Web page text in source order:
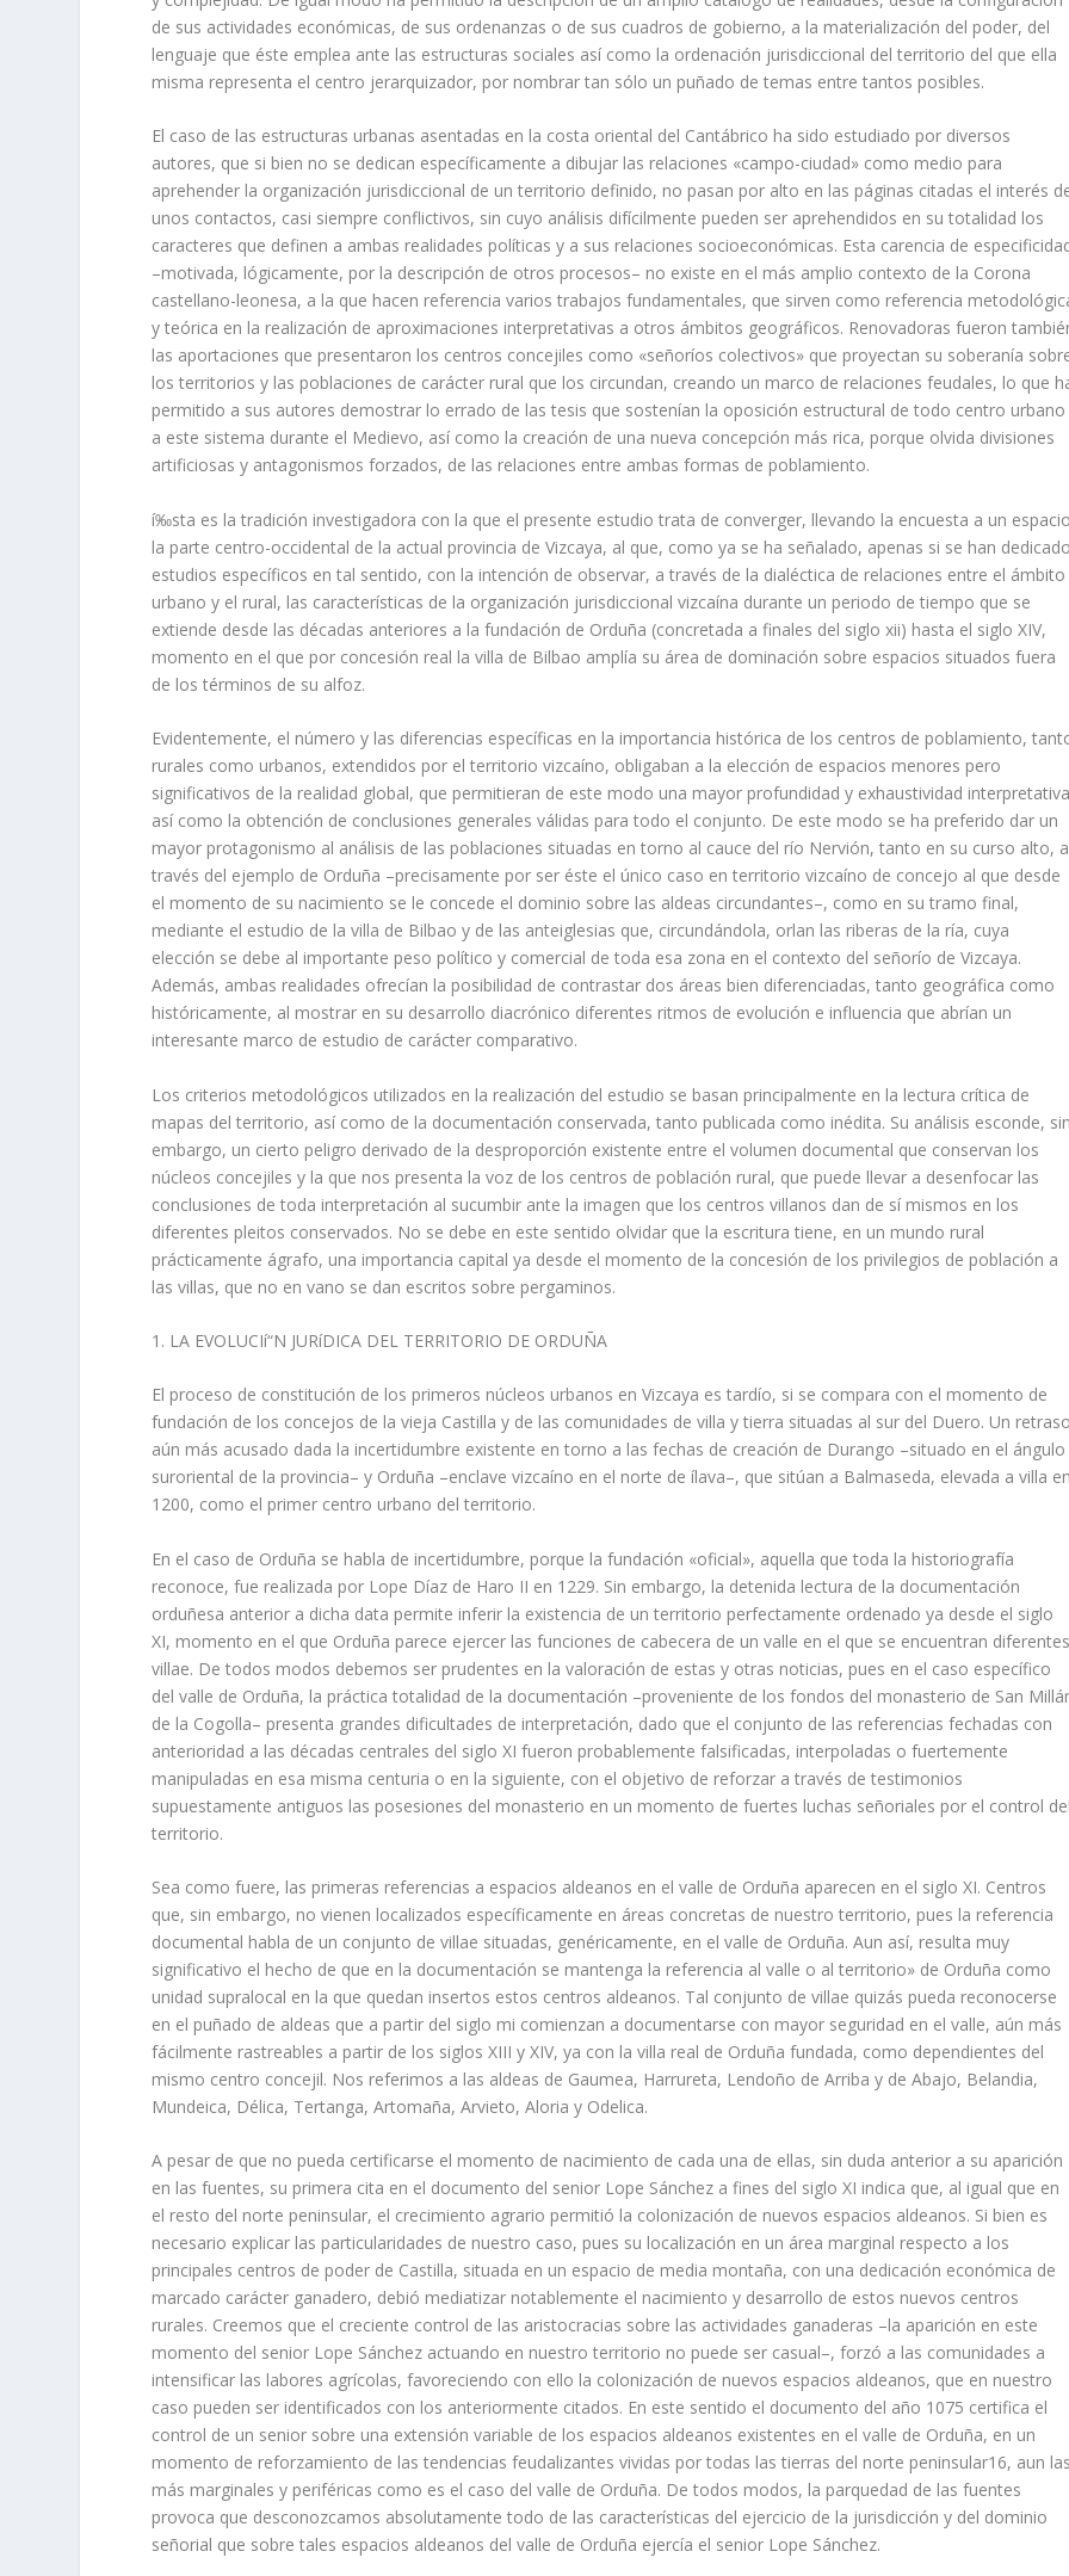
de sus actividades económicas, de sus ordenanzas o de sus cuadros de gobierno, a la materialización del poder, del
lenguaje que éste emplea ante las estructuras sociales así­ como la ordenación jurisdiccional del territorio del que ella
misma representa el centro jerarquizador, por nombrar tan sólo un puñado de temas entre tantos posibles.
El caso de las estructuras urbanas asentadas en la costa oriental del Cantábrico ha sido estudiado por diversos
autores, que si bien no se dedican especí­ficamente a dibujar las relaciones «campo-ciudad» como medio para
aprehender la organización jurisdiccional de un territorio definido, no pasan por alto en las páginas citadas el interés
unos contactos, casi siempre conflictivos, sin cuyo análisis difí­cilmente pueden ser aprehendidos en su totalidad los
caracteres que definen a ambas realida­des polí­ticas y a sus relaciones socioeconómicas. Esta carencia de
–moti­vada, lógicamente, por la descripción de otros procesos– no existe en el más amplio contexto de la Corona
castellano-leonesa, a la que hacen referencia varios trabajos fundamentales, que sirven como referencia
y teórica en la realización de aproximaciones interpretativas a otros ámbitos geográficos. Renovadoras fueron
las aportaciones que presentaron los centros concejiles como «señorí­os colec­tivos» que proyectan su soberaní­a
los territorios y las poblaciones de carácter rural que los circundan, creando un marco de relaciones feudales, lo que
permi­tido a sus autores demostrar lo errado de las tesis que sostení­an la oposición estruc­tural de todo centro urbano
a este sistema durante el Medievo, así­ como la creación de una nueva concepción más rica, porque olvida divisiones
artificiosas y antagonis­mos forzados, de las relaciones entre ambas formas de poblamiento.
í‰sta es la tradición investigadora con la que el presente estudio trata de conver­ger, llevando la encuesta a un
la parte centro-occidental de la actual provin­cia de Vizcaya, al que, como ya se ha señalado, apenas si se han
estudios especí­ficos en tal sentido, con la intención de observar, a través de la dialéctica de relaciones entre el ámbito
urbano y el rural, las caracterí­sticas de la organización jurisdiccional vizcaí­na durante un periodo de tiempo que se
extiende desde las déca­das anteriores a la fundación de Orduña (concretada a finales del siglo xii) hasta el siglo XIV,
momento en el que por concesión real la villa de Bilbao amplí­a su área de dominación sobre espacios situados fuera
de los términos de su alfoz.
Evidentemente, el número y las diferencias especí­ficas en la importancia histórica de los centros de poblamiento,
rurales como urbanos, extendidos por el territo­rio vizcaí­no, obligaban a la elección de espacios menores pero
significativos de la rea­lidad global, que permitieran de este modo una mayor profundidad y exhaustividad
así­ como la obtención de conclusiones generales válidas para todo el conjunto. De este modo se ha preferido dar un
mayor protagonismo al análisis de las poblaciones situadas en torno al cauce del rí­o Nervión, tanto en su curso alto, a
través del ejemplo de Orduña –precisamente por ser éste el único caso en territorio vizcaí­no de concejo al que desde
el momento de su nacimiento se le concede el dominio sobre las aldeas circundantes–, como en su tramo final,
mediante el estudio de la villa de Bilbao y de las anteiglesias que, circundándola, orlan las riberas de la rí­a, cuya
elección se debe al importante peso polí­tico y comercial de toda esa zona en el con­texto del señorí­o de Vizcaya.
Además, ambas realidades ofrecí­an la posibilidad de contrastar dos áreas bien diferenciadas, tanto geográfica como
históricamente, al mostrar en su desarrollo diacrónico diferentes ritmos de evolución e influencia que abrí­an un
interesante marco de estudio de carácter comparativo.
Los criterios metodológicos utilizados en la realización del estudio se basan prin­cipalmente en la lectura crí­tica de
mapas del territorio, así­ como de la documenta­ción conservada, tanto publicada como inédita. Su análisis esconde,
embargo, un cierto peligro derivado de la desproporción existente entre el volumen documental que conservan los
núcleos concejiles y la que nos presenta la voz de los centros de población rural, que puede llevar a desenfocar las
conclusiones de toda interpreta­ción al sucumbir ante la imagen que los centros villanos dan de sí­ mismos en los
diferentes pleitos conservados. No se debe en este sentido olvidar que la escritura tiene, en un mundo rural
prácticamente ágrafo, una importancia capital ya desde el momento de la concesión de los privilegios de población a
las villas, que no en vano se dan escritos sobre pergaminos.
1. LA EVOLUCIí“N JURíDICA DEL TERRITORIO DE ORDUÑA
El proceso de constitución de los primeros núcleos urbanos en Vizcaya es tar­dí­o, si se compara con el momento de
fundación de los concejos de la vieja Castilla y de las comunidades de villa y tierra situadas al sur del Duero. Un
aún más acusado dada la incertidumbre existente en torno a las fechas de creación de Duran­go –situado en el ángulo
suroriental de la provincia– y Orduña –enclave vizcaí­no en el norte de ílava–, que sitúan a Balmaseda, elevada a villa
1200, como el primer centro urbano del territorio.
En el caso de Orduña se habla de incertidumbre, porque la fundación «oficial», aquella que toda la historiografí­a
reconoce, fue realizada por Lope Dí­az de Haro II en 1229. Sin embargo, la detenida lectura de la documentación
orduñesa anterior a dicha data permite inferir la existencia de un territorio perfectamente ordenado ya desde el siglo
XI, momento en el que Orduña parece ejercer las funciones de cabece­ra de un valle en el que se encuentran
villae. De todos modos debemos ser prudentes en la valoración de estas y otras noticias, pues en el caso especí­fico
del valle de Orduña, la práctica totalidad de la documentación –proveniente de los fon­dos del monasterio de San
de la Cogolla– presenta grandes dificultades de interpretación, dado que el conjunto de las referencias fechadas con
anterioridad a las décadas centrales del siglo XI fueron probablemente falsificadas, interpoladas o fuertemente
manipuladas en esa misma centuria o en la siguiente, con el objetivo de reforzar a través de testimonios
supuestamente antiguos las posesiones del monasterio en un momento de fuertes luchas señoriales por el control
territorio.
Sea como fuere, las primeras referencias a espacios aldeanos en el valle de Ordu­ña aparecen en el siglo XI. Centros
que, sin embargo, no vienen localizados especí­fica­mente en áreas concretas de nuestro territorio, pues la referencia
documental habla de un conjunto devillae situadas, genéricamente, en el valle de Orduña. Aun así­, resulta muy
significativo el hecho de que en la documentación se mantenga la referencia al valle o alterritorio» de Orduña como
unidad supralocal en la que quedan insertos estos centros aldeanos. Tal conjunto devillae quizás pueda reconocerse
en el puñado de aldeas que a partir del siglo mi comienzan a documentarse con mayor seguridad en el valle, aún más
fácilmente rastreables a partir de los siglos XIII y XIV, ya con la villa real de Orduña fundada, como dependientes del
mismo centro concejil. Nos refe­rimos a las aldeas de Gaumea, Harrureta, Lendoño de Arriba y de Abajo, Belan­dia,
Mundeica, Délica, Tertanga, Artomaña, Arvieto, Aloria y Odelica.
A pesar de que no pueda certificarse el momento de nacimiento de cada una de ellas, sin duda anterior a su aparición
en las fuentes, su primera cita en el documento del senior Lope Sánchez a fines del siglo XI indica que, al igual que en
el resto del norte peninsular, el crecimiento agrario permitió la colonización de nuevos espacios aldea­nos. Si bien es
necesario explicar las particularidades de nuestro caso, pues su localiza­ción en un área marginal respecto a los
principales centros de poder de Castilla, situa­da en un espacio de media montaña, con una dedicación económica de
marcado carácter ganadero, debió mediatizar notablemente el nacimiento y desarrollo de estos nuevos centros
rurales. Creemos que el creciente control de las aristocracias sobre las actividades ganaderas –la aparición en este
momento del senior Lope Sánchez actuando en nuestro territorio no puede ser casual–, forzó a las comunidades a
intensificar las labores agrí­colas, favoreciendo con ello la colonización de nuevos espacios aldeanos, que en nuestro
caso pueden ser identificados con los anteriormente citados. En este sentido el documento del año 1075 certifica el
control de un senior sobre una exten­sión variable de los espacios aldeanos existentes en el valle de Orduña, en un
momento de reforzamiento de las tendencias feudalizantes vividas por todas las tierras del norte peninsular16, aun
más marginalesy periféricas como es el caso del valle de Orduña. De todos modos, la parquedad de las fuentes
provoca que desconozcamos absoluta­mente todo de las caracterí­sticas del ejercicio de la jurisdicción y del dominio
señorial que sobre tales espacios aldeanos del valle de Orduña ejercí­a el senior Lope Sánchez.